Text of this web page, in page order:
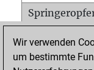
Matt auf
Wir verwenden
um bestimmte